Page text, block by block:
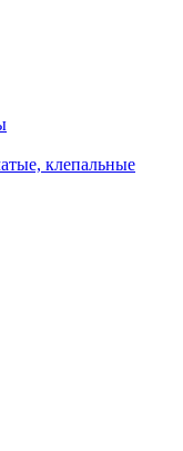
клепальные